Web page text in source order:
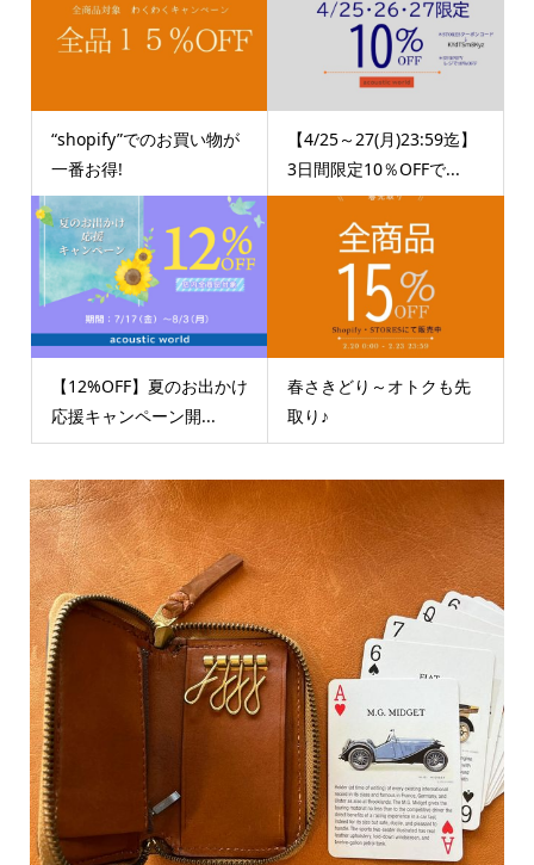
“shopify”でのお買い物が
一番お得!
【4/25～27(月)23:59迄】
3日間限定10％OFFで...
【12%OFF】夏のお出かけ
応援キャンペーン開...
春さきどり～オトクも先
取り♪